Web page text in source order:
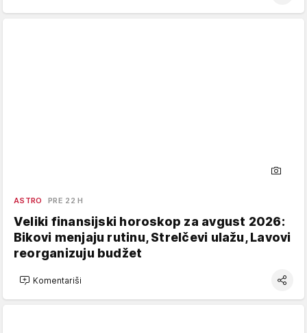
ASTRO PRE 22 H
Veliki finansijski horoskop za avgust 2026:
Bikovi menjaju rutinu, Strelčevi ulažu, Lavovi
reorganizuju budžet
Komentariši